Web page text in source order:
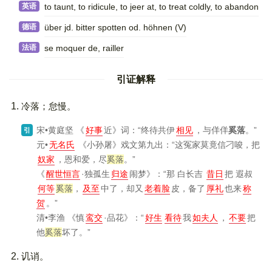
英语 to taunt, to ridicule, to jeer at, to treat coldly, to abandon
德语 über jd. bitter spotten od. höhnen (V)​
法语 se moquer de, railler
引证解释
冷落；怠慢。
引 宋•黄庭坚 《好事近》 词：“终待共伊相见 ，与佯佯奚落。”
元•无名氏 《小孙屠》 戏文第九出：“这冤家莫竟信刁唆，把
奴家 ，恩和爱，尽奚落。”
《醒世恒言·独孤生 归途 闹梦》 ：“那 白长吉 昔日 把 遐叔
何等奚落 ， 及至中了，却又 老着脸 皮，备了 厚礼也来称
贺 。”
清•李渔
《慎鸾交·品花》 ：“好生 看待我如夫人 ， 不要把
他奚落坏了。”
讥诮。